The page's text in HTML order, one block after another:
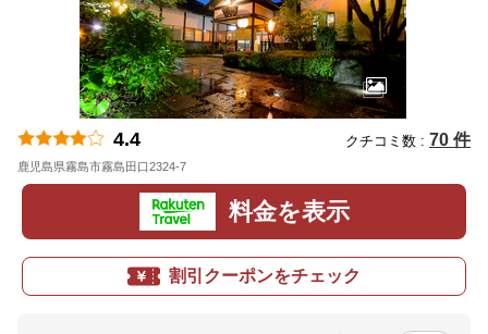
4.4 クチコミ数 : 70 件
鹿児島県霧島市霧島田口2324-7
料金を表示
割引クーポンをチェック